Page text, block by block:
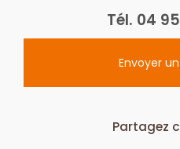
Tél. 04
Envoyer
Partagez